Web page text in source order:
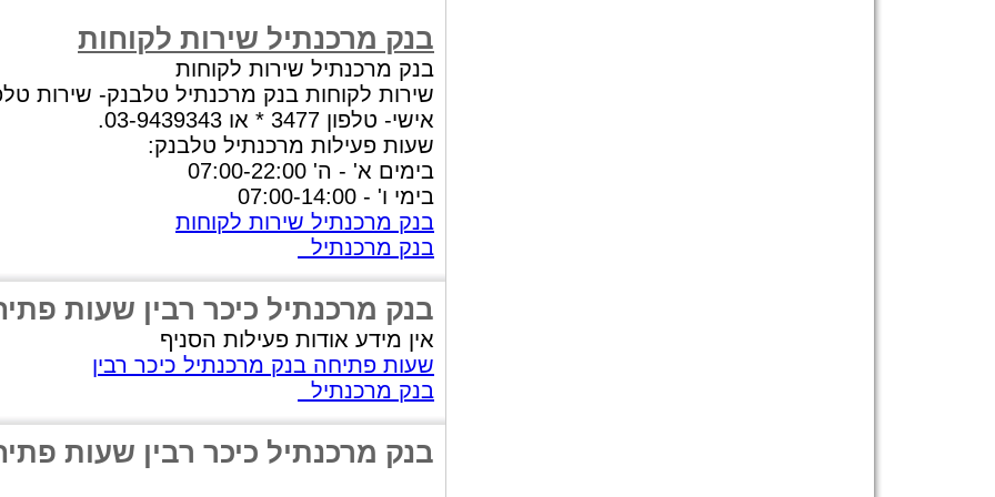
בנק מרכנתיל שירות לקוחות
בנק מרכנתיל שירות לקוחות
שירות לקוחות בנק מרכנתיל טלבנק- שירות
אישי- טלפון 3477 * או 03-9439343.
שעות פעילות מרכנתיל טלבנק:
בימים א' - ה' 07:00-22:00
בימי ו' - 07:00-14:00
בנק מרכנתיל שירות לקוחות
בנק מרכנתיל
בנק מרכנתיל כיכר רבין שעות
אין מידע אודות פעילות הסניף
שעות פתיחה בנק מרכנתיל כיכר רבין
בנק מרכנתיל
בנק מרכנתיל כיכר רבין שעות